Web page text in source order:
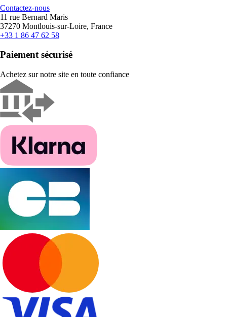
Contactez-nous
11 rue Bernard Maris
37270 Montlouis-sur-Loire, France
+33 1 86 47 62 58
Paiement sécurisé
Achetez sur notre site en toute confiance